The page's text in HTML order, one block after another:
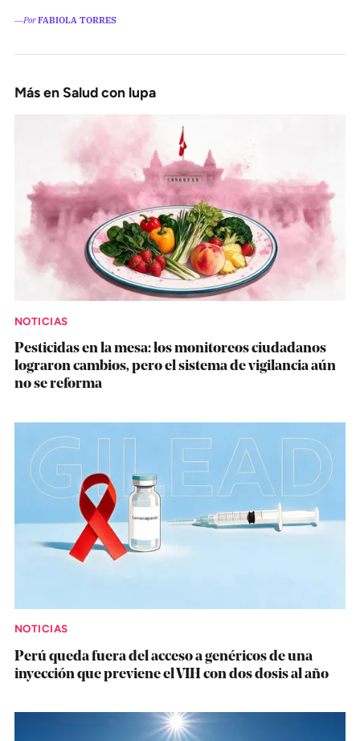
―PorFABIOLA TORRES
Más en Salud con lupa
NOTICIAS
Pesticidas en la mesa: los monitoreos ciudadanos
lograron cambios, pero el sistema de vigilancia aún
no se reforma
NOTICIAS
Perú queda fuera del acceso a genéricos de una
inyección que previene el VIH con dos dosis al año